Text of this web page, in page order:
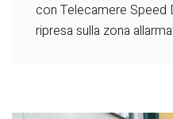
con Telecamere Speed
ripresa sulla zona